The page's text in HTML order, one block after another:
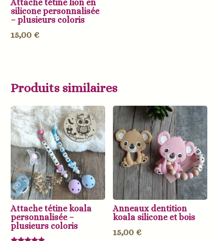
Attache tétine lion en
silicone personnalisée
– plusieurs coloris
15,00 €
Produits similaires
Attache tétine koala
personnalisée –
plusieurs coloris
Anneaux dentition
koala silicone et bois
15,00 €